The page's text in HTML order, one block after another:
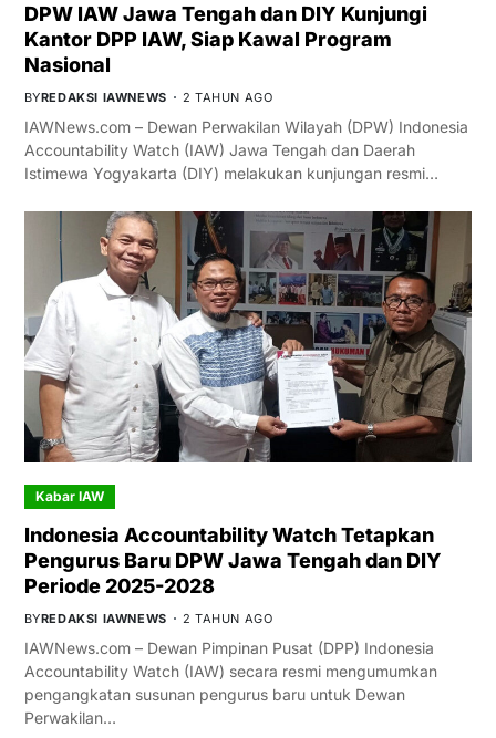
DPW IAW Jawa Tengah dan DIY Kunjungi
Kantor DPP IAW, Siap Kawal Program
Nasional
BYREDAKSI IAWNEWS 2 TAHUN AGO
IAWNews.com – Dewan Perwakilan Wilayah (DPW) Indonesia
Accountability Watch (IAW) Jawa Tengah dan Daerah
Istimewa Yogyakarta (DIY) melakukan kunjungan resmi…
Kabar IAW
Indonesia Accountability Watch Tetapkan
Pengurus Baru DPW Jawa Tengah dan DIY
Periode 2025-2028
BYREDAKSI IAWNEWS 2 TAHUN AGO
IAWNews.com – Dewan Pimpinan Pusat (DPP) Indonesia
Accountability Watch (IAW) secara resmi mengumumkan
pengangkatan susunan pengurus baru untuk Dewan
Perwakilan…